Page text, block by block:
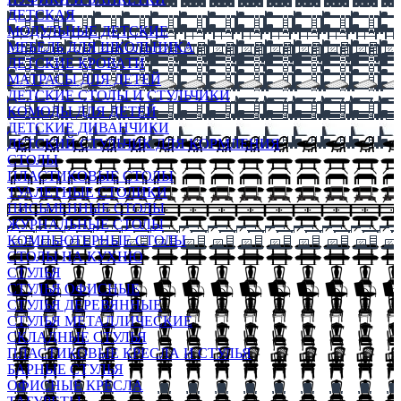
ДЕТСКАЯ
МОДУЛЬНЫЕ ДЕТСКИЕ
МЕБЕЛЬ ДЛЯ ШКОЛЬНИКА
ДЕТСКИЕ КРОВАТИ
МАТРАСЫ ДЛЯ ДЕТЕЙ
ДЕТСКИЕ СТОЛЫ И СТУЛЬЧИКИ
КОМОДЫ ДЛЯ ДЕТЕЙ
ДЕТСКИЕ ДИВАНЧИКИ
ДЕТСКИЙ СТУЛЬЧИК ДЛЯ КОРМЛЕНИЯ
СТОЛЫ
ПЛАСТИКОВЫЕ СТОЛЫ
ТУАЛЕТНЫЕ СТОЛИКИ
ПИСЬМЕННЫЕ СТОЛЫ
ЖУРНАЛЬНЫЕ СТОЛЫ
КОМПЬЮТЕРНЫЕ СТОЛЫ
СТОЛЫ НА КУХНЮ
СТУЛЬЯ
СТУЛЬЯ ОФИСНЫЕ
СТУЛЬЯ ДЕРЕВЯННЫЕ
СТУЛЬЯ МЕТАЛЛИЧЕСКИЕ
СКЛАДНЫЕ СТУЛЬЯ
ПЛАСТИКОВЫЕ КРЕСЛА И СТУЛЬЯ
БАРНЫЕ СТУЛЬЯ
ОФИСНЫЕ КРЕСЛА